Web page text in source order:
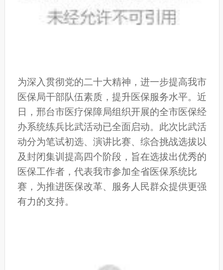
为深入贯彻党的二十大精神，进一步提高我市
医保局干部队伍素质，提升医保服务水平。近
日，邢台市医疗保障局组织开展的全市医保经
办系统练兵比武活动已全面启动。此次比武活
动分为笔试初选、演讲比赛、综合挑战选拔以
及封闭集训提高四个阶段，旨在选拔出优秀的
医保工作者，代表我市参加全省医保系统比
赛，为推进医保改革、服务人民群众提供更强
有力的支持。